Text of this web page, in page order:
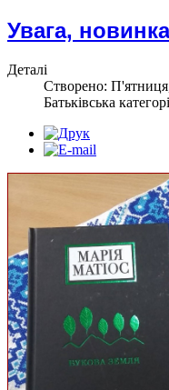
Увага,
Деталі
Створено:
Батьківська